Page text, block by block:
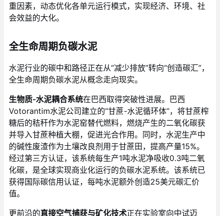
重因素，动态优化各单元运行模式，实现经济、环境、社
会效益的大化。
全生命周期负碳水泥
水泥行业的碳中和路径正在从“减少排放”转向“创造碳汇”，
全生命周期负碳水泥从概念走向现实。
生物质-水泥耦合系统在巴西取得突破性进展。巴西
Votorantim水泥公司建立的“甘蔗-水泥循环体”，将甘蔗榨
糖后的秸秆作为水泥窑替代燃料，燃烧产生的二氧化碳获
并导入甘蔗种植大棚，促进光合作用。同时，水泥生产中
的碱性废渣作为土壤改良剂用于甘蔗田，提高产量15%。
经过第三方认证，该系统每生产1吨水泥净吸收0.3吨二氧
化碳，是全球实现商业化运行的负碳水泥系统。该系统已
获得国际碳信用认证，每吨水泥额外创造25美元碳汇价
值。
更前沿的直接空气捕获与矿化技术正在实验室向中试迈